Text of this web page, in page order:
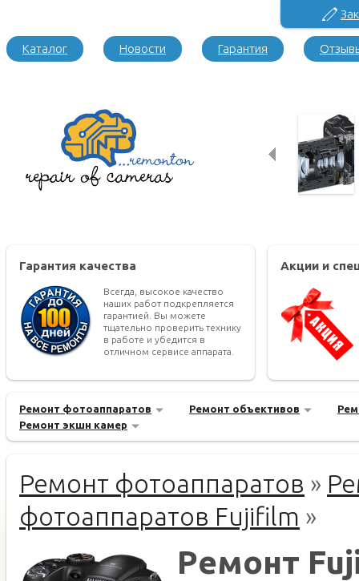
Каталог Новости Гарантия
Гарантия качества
Всегда, высокое качество
наших работ подкрепляется
гарантией. Вы можете
тщательно проверить технику
в работе и убедится в
отличном сервисе аппарата.
Акции и
Ремонт фотоаппаратов Ремонт объективов
Ремонт экшн камер
Ремонт фотоаппаратов »
фотоаппаратов Fujifilm »
Ремонт